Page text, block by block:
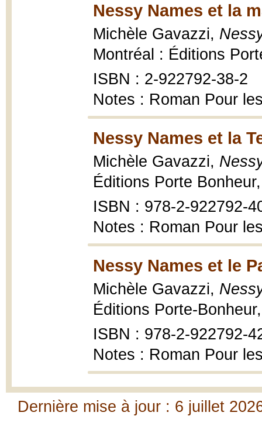
Nessy Names et la
Michèle Gavazzi,
Montréal : Éditions
ISBN : 2-922792-38-2
Notes : Roman Pour
Nessy Names et la
Michèle Gavazzi,
Éditions Porte
ISBN : 978-2-922792-
Notes : Roman Pour
Nessy Names et le
Michèle Gavazzi,
Éditions Porte-
ISBN : 978-2-922792-
Notes : Roman Pour
Dernière mise à jour : 6 juillet